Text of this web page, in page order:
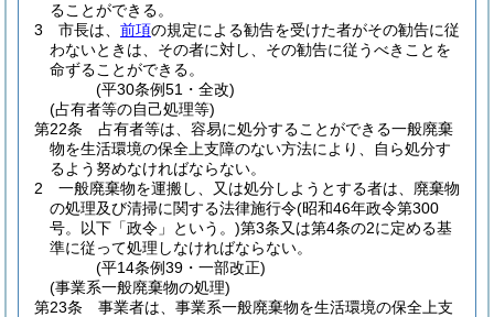
ることができる。
3
市長は、 前項の規定による勧告を受けた者がその勧告に従
わないときは、その者に対し、その勧告に従うべきことを
命ずることができる。
(平30条例51・全改)
(占有者等の自己処理等)
第22条
占有者等は、容易に処分することができる一般廃棄
物を生活環境の保全上支障のない方法により、自ら処分す
るよう努めなければならない。
2
一般廃棄物を運搬し、又は処分しようとする者は、廃棄物
の処理及び清掃に関する法律施行令(昭和46年政令第300
号。以下「政令」という。)第3条又は第4条の2に定める基
準に従って処理しなければならない。
(平14条例39・一部改正)
(事業系一般廃棄物の処理)
第23条
事業者は、事業系一般廃棄物を生活環境の保全上支